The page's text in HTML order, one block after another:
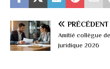
PRÉCÉDENT
Amitié collègue
juridique 2026